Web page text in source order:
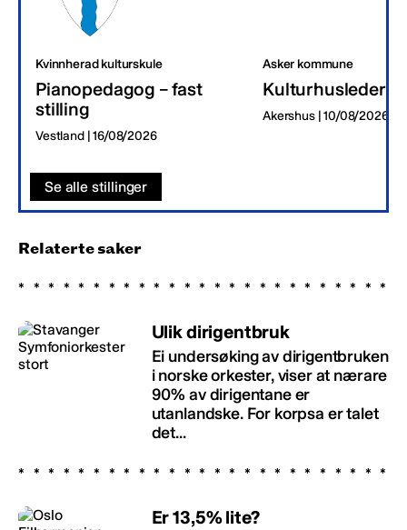
Kvinnherad kulturskule
Pianopedagog – fast
stilling
Vestland | 16/08/2026
Asker kommune
Kulturhusleder
Akershus | 10/08/2026
Se alle stillinger
Relaterte saker
Ulik dirigentbruk
Ei undersøking av dirigentbruken
i norske orkester, viser at nærare
90% av dirigentane er
utanlandske. For korpsa er talet
det...
Er 13,5% lite?